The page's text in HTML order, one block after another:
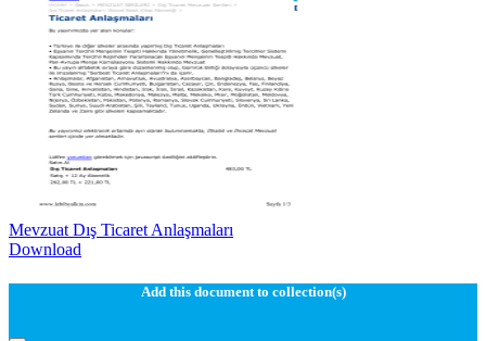
Mevzuat Dış Ticaret Anlaşmaları
Download
Add this document to collection(s)